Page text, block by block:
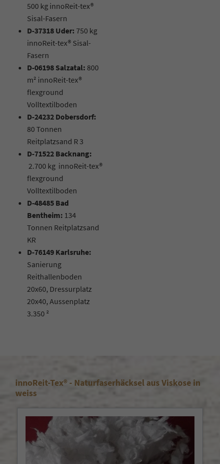
500 kg innoReit-tex®
Sisal-Fasern
D-37318 Uder: 750 kg
innoReit-tex® Sisal-
Fasern
D-06198 Salzatal: 800
m² innoReit-tex®
flexground
Volltextilboden
D-24232 Dobersdorf:
80 Tonnen
Reitplatzsand R 3
D-71522 Backnang:
2.700 kg innoReit-tex®
flexground
Volltextilboden
D-48485 Bad
Bentheim: 134
Tonnen Reitplatzsand
KR
D-76149 Karlsruhe:
Sanierung
Reithallenboden
20x60, Dressurplatz
20x40, Aussenplatz
3.350 ²
innoReit-Tex® - Naturfaserhäcksel aus Viskose in
weiss